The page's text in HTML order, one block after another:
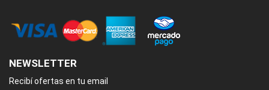
NEWSLETTER
Recibí ofertas en tu email